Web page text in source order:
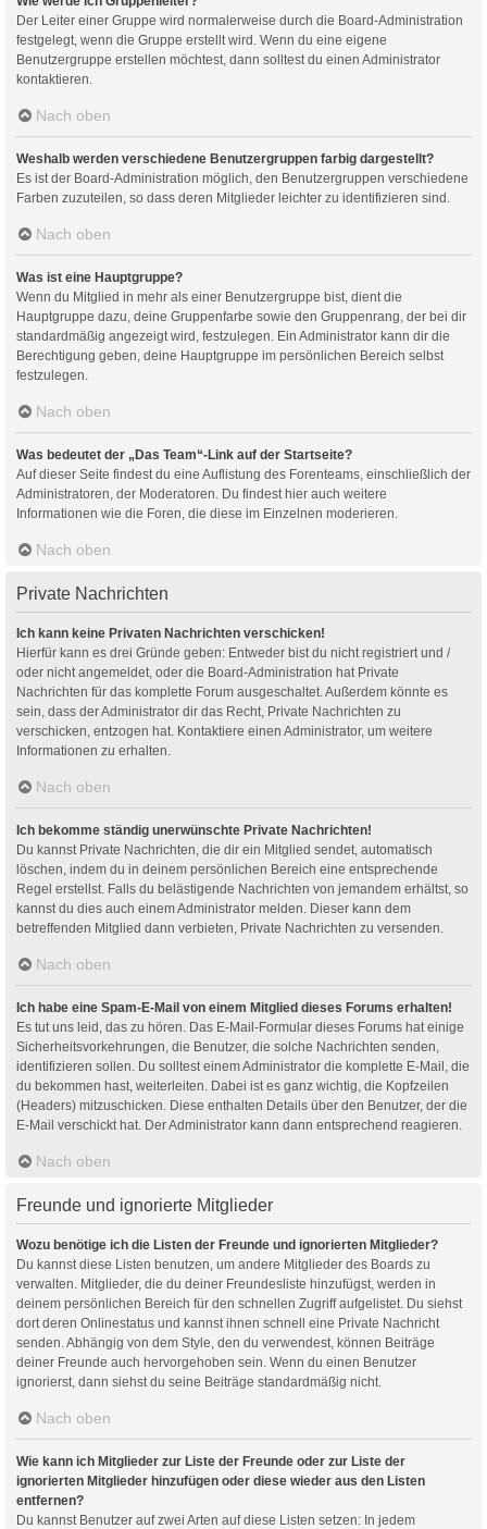
Der Leiter einer Gruppe wird normalerweise durch die Board-Administration
festgelegt, wenn die Gruppe erstellt wird. Wenn du eine eigene
Benutzergruppe erstellen möchtest, dann solltest du einen Administrator
kontaktieren.
Nach oben
Weshalb werden verschiedene Benutzergruppen farbig dargestellt?
Es ist der Board-Administration möglich, den Benutzergruppen verschiedene
Farben zuzuteilen, so dass deren Mitglieder leichter zu identifizieren sind.
Nach oben
Was ist eine Hauptgruppe?
Wenn du Mitglied in mehr als einer Benutzergruppe bist, dient die
Hauptgruppe dazu, deine Gruppenfarbe sowie den Gruppenrang, der bei dir
standardmäßig angezeigt wird, festzulegen. Ein Administrator kann dir die
Berechtigung geben, deine Hauptgruppe im persönlichen Bereich selbst
festzulegen.
Nach oben
Was bedeutet der „Das Team“-Link auf der Startseite?
Auf dieser Seite findest du eine Auflistung des Forenteams, einschließlich der
Administratoren, der Moderatoren. Du findest hier auch weitere
Informationen wie die Foren, die diese im Einzelnen moderieren.
Nach oben
Private Nachrichten
Ich kann keine Privaten Nachrichten verschicken!
Hierfür kann es drei Gründe geben: Entweder bist du nicht registriert und /
oder nicht angemeldet, oder die Board-Administration hat Private
Nachrichten für das komplette Forum ausgeschaltet. Außerdem könnte es
sein, dass der Administrator dir das Recht, Private Nachrichten zu
verschicken, entzogen hat. Kontaktiere einen Administrator, um weitere
Informationen zu erhalten.
Nach oben
Ich bekomme ständig unerwünschte Private Nachrichten!
Du kannst Private Nachrichten, die dir ein Mitglied sendet, automatisch
löschen, indem du in deinem persönlichen Bereich eine entsprechende
Regel erstellst. Falls du belästigende Nachrichten von jemandem erhältst, so
kannst du dies auch einem Administrator melden. Dieser kann dem
betreffenden Mitglied dann verbieten, Private Nachrichten zu versenden.
Nach oben
Ich habe eine Spam-E-Mail von einem Mitglied dieses Forums erhalten!
Es tut uns leid, das zu hören. Das E-Mail-Formular dieses Forums hat einige
Sicherheitsvorkehrungen, die Benutzer, die solche Nachrichten senden,
identifizieren sollen. Du solltest einem Administrator die komplette E-Mail, die
du bekommen hast, weiterleiten. Dabei ist es ganz wichtig, die Kopfzeilen
(Headers) mitzuschicken. Diese enthalten Details über den Benutzer, der die
E-Mail verschickt hat. Der Administrator kann dann entsprechend reagieren.
Nach oben
Freunde und ignorierte Mitglieder
Wozu benötige ich die Listen der Freunde und ignorierten Mitglieder?
Du kannst diese Listen benutzen, um andere Mitglieder des Boards zu
verwalten. Mitglieder, die du deiner Freundesliste hinzufügst, werden in
deinem persönlichen Bereich für den schnellen Zugriff aufgelistet. Du siehst
dort deren Onlinestatus und kannst ihnen schnell eine Private Nachricht
senden. Abhängig von dem Style, den du verwendest, können Beiträge
deiner Freunde auch hervorgehoben sein. Wenn du einen Benutzer
ignorierst, dann siehst du seine Beiträge standardmäßig nicht.
Nach oben
Wie kann ich Mitglieder zur Liste der Freunde oder zur Liste der
ignorierten Mitglieder hinzufügen oder diese wieder aus den Listen
entfernen?
Du kannst Benutzer auf zwei Arten auf diese Listen setzen: In jedem